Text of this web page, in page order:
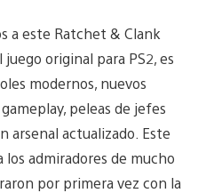
a este Ratchet & Clank
original para PS2, es
modernos, nuevos
peleas de jefes
arsenal actualizado. Este
admiradores de mucho
por primera vez con la